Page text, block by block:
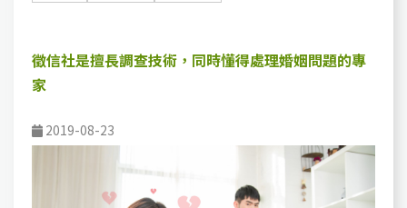
徵信社是擅長調查技術，同時懂得處理婚姻問題的專
家
2019-08-23